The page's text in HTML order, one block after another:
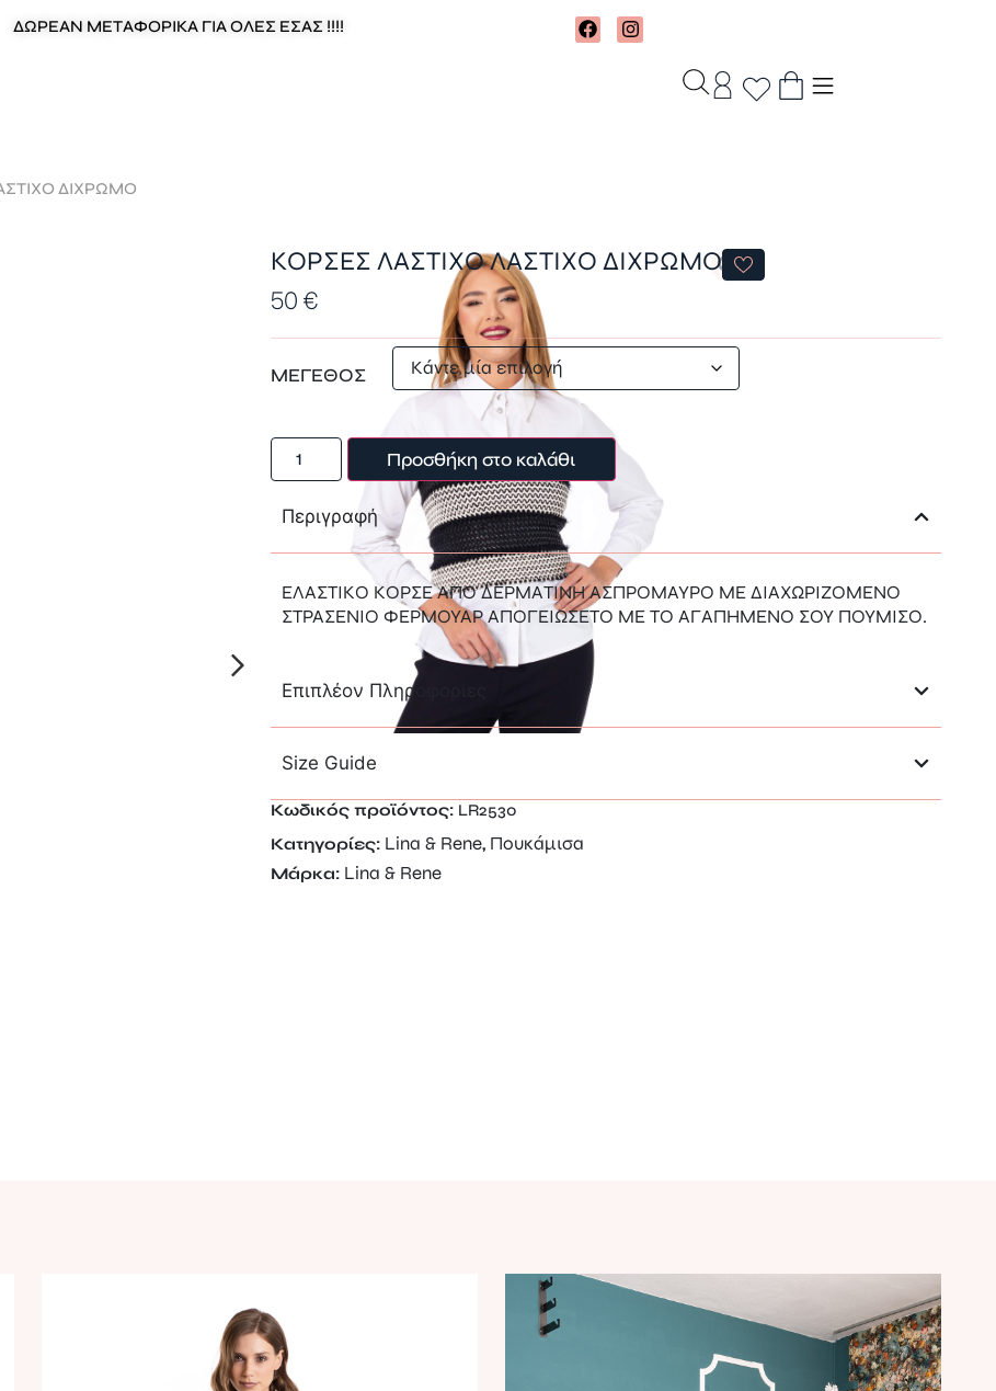
ΔΩΡΕΑΝ ΜΕΤΑΦΟΡΙΚΑ ΓΙΑ ΟΛΕΣ ΕΣΑΣ !!!!
ΔΙΧΡΩΜΟ
ΚΟΡΣΕΣ ΛΑΣΤΙΧΟ ΛΑΣΤΙΧΟ ΔΙΧΡΩΜΟ
50€
ΜΕΓΕΘΟΣ
Προσθήκη στο καλάθι
Περιγραφή
ΕΛΑΣΤΙΚΟ ΚΟΡΣΕ ΑΠΟ ΔΕΡΜΑΤΙΝΗ ΑΣΠΡΟΜΑΥΡΟ ΜΕ ΔΙΑΧΩΡΙΖΟΜΕΝΟ
ΣΤΡΑΣΕΝΙΟ ΦΕΡΜΟΥΑΡ ΑΠΟΓΕΙΩΣΕΤΟ ΜΕ ΤΟ ΑΓΑΠΗΜΕΝΟ ΣΟΥ ΠΟΥΜΙΣΟ.
Επιπλέον Πληροφορίες
Size Guide
Κωδικός προϊόντος: LR2530
Κατηγορίες: Lina & Rene, Πουκάμισα
Μάρκα: Lina & Rene